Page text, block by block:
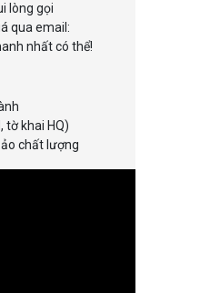
lòng gọi
qua email:
nhất có thể!
tờ khai HQ)
chất lượng